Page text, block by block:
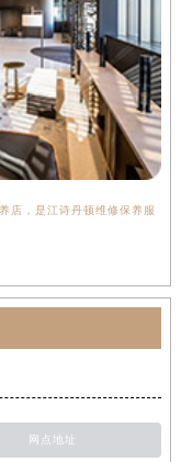
店，是江诗丹顿维修保养服
网点地址